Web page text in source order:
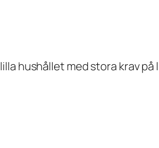
hushållet med stora krav på